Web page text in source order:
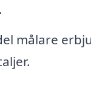
målare